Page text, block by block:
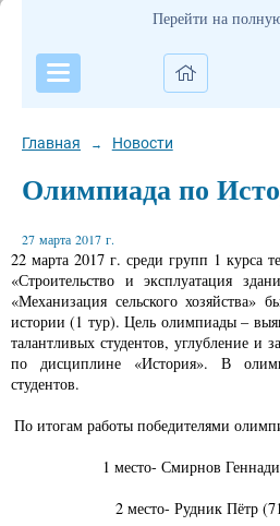
Перейти на
Главная → Новости
Олимпиада по
27 марта 2017 г.
22 марта 2017 г. среди групп 1 курса
«Строительство и эксплуатация
«Механизация сельского хозяйства»
истории (1 тур). Цель олимпиады –
талантливых студентов, углубление и
по дисциплине «История». В
студентов.
По итогам работы победителями
1 место- Смирнов
2 место- Рудник Пётр